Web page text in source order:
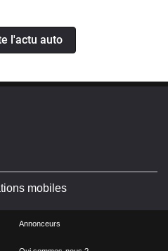
l'actu auto
mobiles
Annonceurs